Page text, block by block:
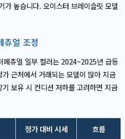
가 높습니다. 오이스터 브레이슬릿 모델
츄얼 조정
츄얼 일부 컬러는 2024~2025년 급등
근처에서 거래되는 모델이 많아 지금
보유 시 컨디션 저하를 고려하면 지금
정가 대비 시세 흐름